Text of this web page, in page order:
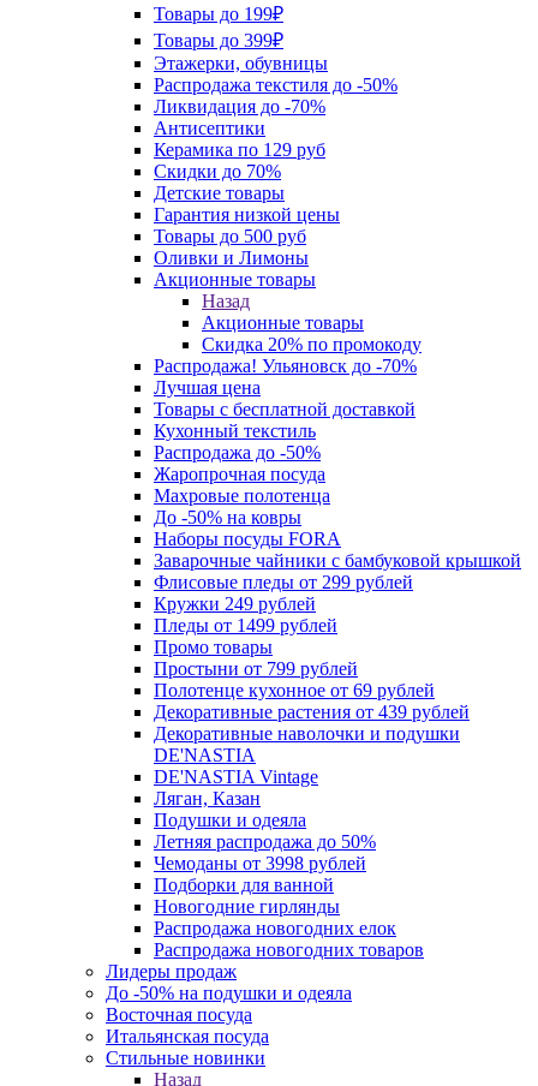
Товары до 199₽
Товары до 399₽
Этажерки, обувницы
Распродажа текстиля до -50%
Ликвидация до -70%
Антисептики
Керамика по 129 руб
Скидки до 70%
Детские товары
Гарантия низкой цены
Товары до 500 руб
Оливки и Лимоны
Акционные товары
Назад
Акционные товары
Скидка 20% по промокоду
Распродажа! Ульяновск до -70%
Лучшая цена
Товары с бесплатной доставкой
Кухонный текстиль
Распродажа до -50%
Жаропрочная посуда
Махровые полотенца
До -50% на ковры
Наборы посуды FORA
Заварочные чайники с бамбуковой крышкой
Флисовые пледы от 299 рублей
Кружки 249 рублей
Пледы от 1499 рублей
Промо товары
Простыни от 799 рублей
Полотенце кухонное от 69 рублей
Декоративные растения от 439 рублей
Декоративные наволочки и подушки
DE'NASTIA
DE'NASTIA Vintage
Ляган, Казан
Подушки и одеяла
Летняя распродажа до 50%
Чемоданы от 3998 рублей
Подборки для ванной
Новогодние гирлянды
Распродажа новогодних елок
Распродажа новогодних товаров
Лидеры продаж
До -50% на подушки и одеяла
Восточная посуда
Итальянская посуда
Стильные новинки
Назад